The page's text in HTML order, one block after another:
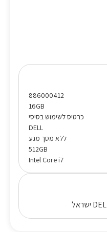
886000412
16GB
כרטיס לשימוש בסיסי
DELL
ללא מסך מגע
512GB
Intel Core i7